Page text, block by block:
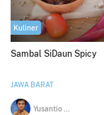
Kuliner
Sambal SiDaun Spicy
JAWA BARAT